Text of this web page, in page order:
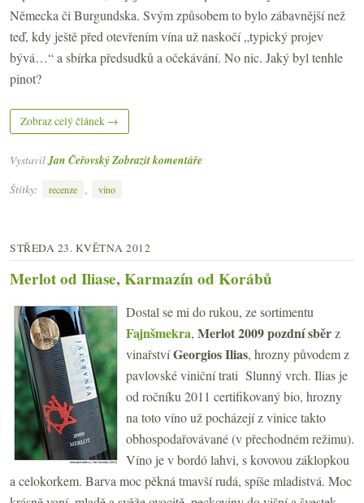
Německa či Burgundska. Svým způsobem to bylo zábavnější než
teď, kdy ještě před otevřením vína už naskočí „typický projev
bývá…“ a sbírka předsudků a očekávání. No nic. Jaký byl tenhle
pinot?
Zobraz celý článek →
Vystavil Jan ČeřovskýZobrazit komentáře
Štítky:
recenze , víno
STŘEDA 23. KVĚTNA 2012
Merlot od Iliase, Karmazín od Korábů
Dostal se mi do rukou, ze sortimentu
Fajnšmekra, Merlot 2009 pozdní sběrz
vinařstvíGeorgios Ilias, hrozny původem z
pavlovské viniční trati Slunný vrch. Ilias je
od ročníku 2011 certifikovaný bio, hrozny
na toto víno už pocházejí z vinice takto
obhospodařovávané (v přechodném režimu).
Víno je v bordó lahvi, s kovovou záklopkou
a celokorkem. Barva moc pěkná tmavší rudá, spíše mladistvá. Moc